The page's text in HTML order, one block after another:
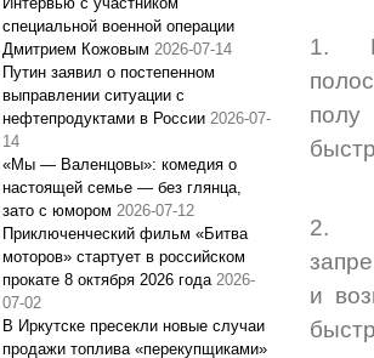
специальной военной операции
Дмитрием Кожовым 2026-07-14
Путин заявил о постепенном
выправлении ситуации с
нефтепродуктами в России 2026-07-
14
«Мы — Валенцовы»: комедия о
настоящей семье — без глянца,
зато с юмором 2026-07-12
Приключенческий фильм «Битва
моторов» стартует в российском
прокате 8 октября 2026 года 2026-
07-02
В Иркутске пресекли новые случаи
продажи топлива «перекупщиками»
1. В
полу
2. В
и